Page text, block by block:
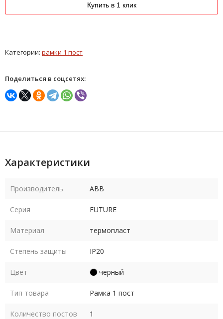
Купить в 1 клик
Категории: рамки 1 пост
Поделиться в соцсетях:
Характеристики
Производитель ABB
Серия FUTURE
Материал термопласт
Степень защиты IP20
Цвет черный
Тип товара Рамка 1 пост
Количество постов 1